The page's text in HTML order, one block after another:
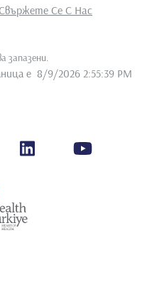
Се С Нас
запазени
е 8/9/2026 2:55:39 PM